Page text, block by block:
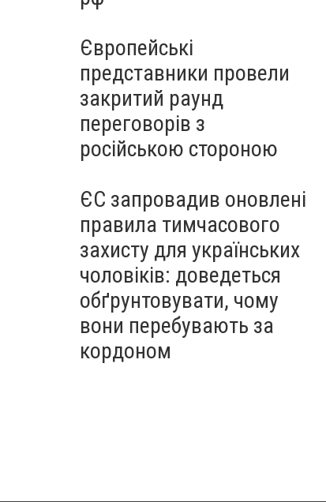
Європейські
представники провели
закритий раунд
переговорів з
російською стороною
ЄС запровадив оновлені
правила тимчасового
захисту для українських
чоловіків: доведеться
обґрунтовувати, чому
вони перебувають за
кордоном